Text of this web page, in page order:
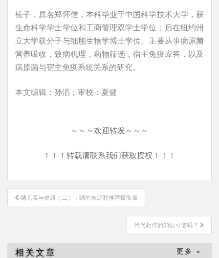
棱子，原名郑怀信，本科毕业于中国科学技术大学，获
生命科学学士学位和工商管理双学士学位；后在纽约州
立大学获分子与细胞生物学博士学位。主要从事病原菌
营养吸收，致病机理，药物筛选，宿主免疫应答，以及
病原菌与宿主免疫系统关系的研究。
本文编辑：孙滔；审校：夏健
～～～欢迎转发～～～
！！！转载请联系我们获取授权！！！
文
章
硒元素与健康（二）：硒的来源和推荐摄取量
代代相传的知识可信吗？
相关文章 更多 »